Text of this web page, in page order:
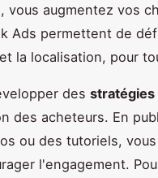
vous augmentez vos
Ads permettent de
la localisation, pour
des stratégies
des acheteurs. En
ou des tutoriels,
l'engagement.